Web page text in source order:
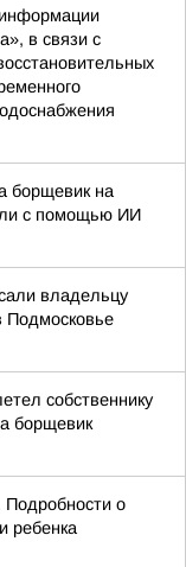
в связи с
борщевик на
с помощью ИИ
владельцу
Подмосковье
собственнику
борщевик
Подробности о
ребенка